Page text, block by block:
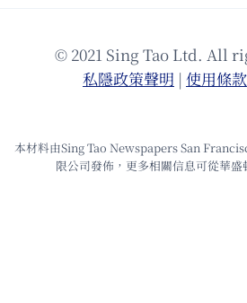
© 2021 Sing Tao Ltd. All
私隱政策聲明 | 使⽤條款
本材料由Sing Tao Newspapers San
限公司發佈，更多相關信息可從華盛